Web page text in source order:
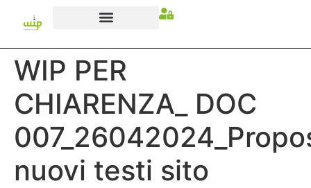
WIP PER
CHIARENZA_ DOC
nuovi testi sito